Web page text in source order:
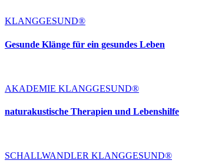
KLANGGESUND®
Gesunde Klänge für ein gesundes Leben
AKADEMIE KLANGGESUND®
naturakustische Therapien und Lebenshilfe
SCHALLWANDLER KLANGGESUND®